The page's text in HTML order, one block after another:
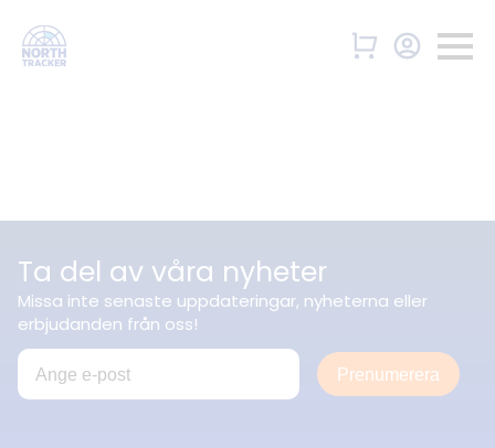
Ta del av våra nyheter
Missa inte senaste uppdateringar, nyheterna eller
erbjudanden från oss!
Prenumerera